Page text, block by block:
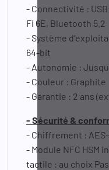
- Connectivité :
Fi 6E, Bluetooth 5.2
- Système
64-bit
- Autonomie :
- Couleur : Graphite
- Garantie : 2 ans
- Sécurité &
- Chiffrement : AES-
- Module NFC HSM
tactile : au choix